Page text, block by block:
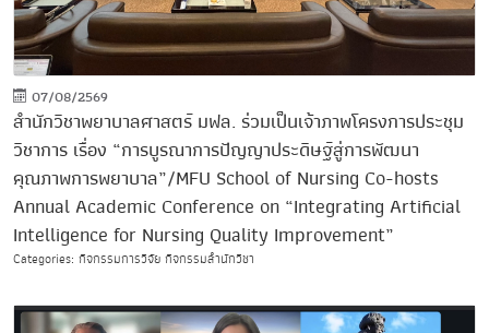
07/08/2569
สำนักวิชาพยาบาลศาสตร์ มฟล. ร่วมเป็นเจ้าภาพโครงการประชุม
วิชาการ เรื่อง “การบูรณาการปัญญาประดิษฐ์สู่การพัฒนา
คุณภาพการพยาบาล”/MFU School of Nursing Co-hosts
Annual Academic Conference on “Integrating Artificial
Intelligence for Nursing Quality Improvement”
Categories: กิจกรรมการวิจัย กิจกรรมสำนักวิชา